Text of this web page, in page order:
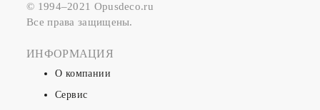
© 1994–2021 Opusdeco.ru
Все права защищены.
ИНФОРМАЦИЯ
О компании
Сервис